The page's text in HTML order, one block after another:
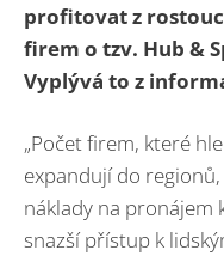
profitovat z
firem o tzv. Hub &
Vyplývá to z
„Počet firem, které
expandují do
náklady na pronájem
snazší přístup k